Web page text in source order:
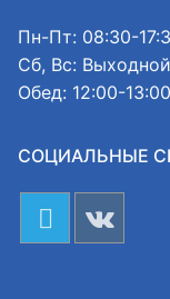
Пн-Пт: 08:30-
Сб, Вс: Выходной
Обед: 12:00-13:00
СОЦИАЛЬНЫЕ